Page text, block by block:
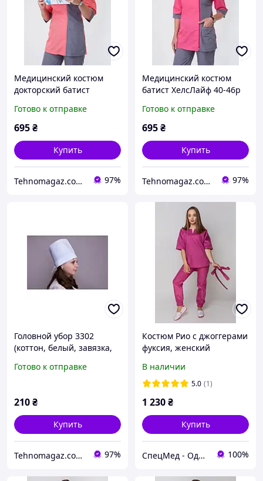
Медицинский костюм
докторский батист
Готово к отправке
695₴
Купить
Tehnomagaz.com.ua - это передовой интернет-магазин, специализирующийся на продаже техники 97%
Медицинский костюм
батист ХелсЛайф 40-46р
Готово к отправке
695₴
Купить
Tehnomagaz.com.ua - это передовой интернет-магазин, специализирующийся на продаже техники 97%
Головной убор 3302
(коттон, белый, завязка,
Готово к отправке
210₴
Купить
Tehnomagaz.com.ua - это передовой интернет-магазин, специализирующийся на продаже техники 97%
Костюм Рио с джоггерами
фуксия, женский
В наличии
5.0 (1)
1 230₴
Купить
СпецМед - Одежда профессионалов 100%